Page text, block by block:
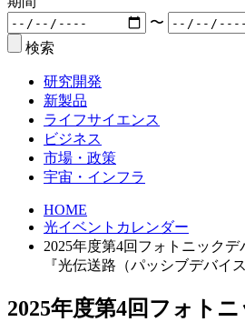
〜
検索
研究開発
新製品
ライフサイエンス
ビジネス
市場・政策
宇宙・インフラ
HOME
光イベントカレンダー
2025年度第4回フォトニック
『光伝送路（パッシブデバイ
2025年度第4回フォト